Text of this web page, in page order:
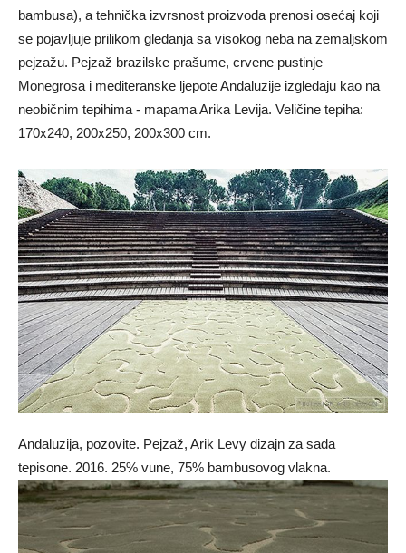
bambusa), a tehnička izvrsnost proizvoda prenosi osećaj koji
se pojavljuje prilikom gledanja sa visokog neba na zemaljskom
pejzažu. Pejzaž brazilske prašume, crvene pustinje
Monegrosa i mediteranske ljepote Andaluzije izgledaju kao na
neobičnim tepihima - mapama Arika Levija. Veličine tepiha:
170x240, 200x250, 200x300 cm.
Andaluzija, pozovite. Pejzaž, Arik Levy dizajn za sada
tepisone. 2016. 25% vune, 75% bambusovog vlakna.